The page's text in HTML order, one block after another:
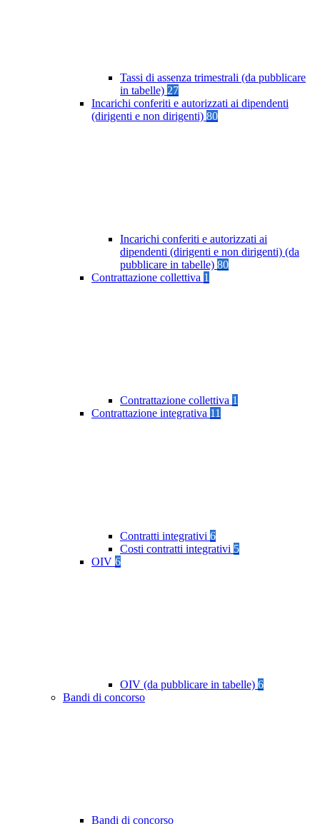
Tassi di assenza trimestrali (da pubblicare
in tabelle) 27
Incarichi conferiti e autorizzati ai dipendenti
(dirigenti e non dirigenti) 80
Incarichi conferiti e autorizzati ai
dipendenti (dirigenti e non dirigenti) (da
pubblicare in tabelle) 80
Contrattazione collettiva 1
Contrattazione collettiva 1
Contrattazione integrativa 11
Contratti integrativi 6
Costi contratti integrativi 5
OIV 6
OIV (da pubblicare in tabelle) 6
Bandi di concorso
Bandi di concorso